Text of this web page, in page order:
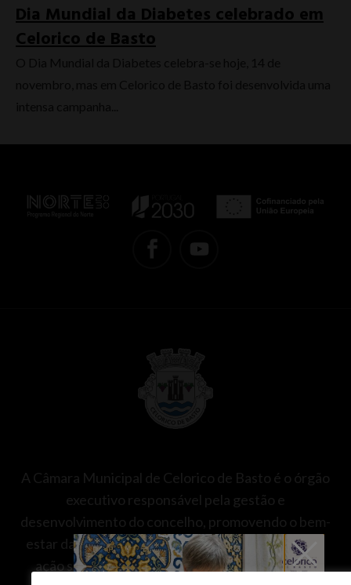
Dia Mundial da Diabetes celebrado em
Celorico de Basto
A Câmara Municipal de Celorico de Basto é o órgão
executivo responsável pela gestão e
desenvolvimento do concelho, promovendo o bem-
estar da população nas áreas da saúde, educação,
ação social, ambiente, urbanismo, transportes,